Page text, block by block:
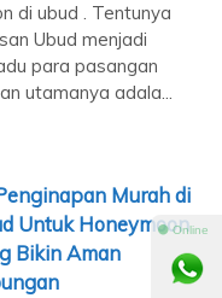
di ubud . Tentunya
Ubud menjadi
para pasangan
utamanya adala...
Murah di
Untuk Honeymoon
Bikin Aman
⚫ Online